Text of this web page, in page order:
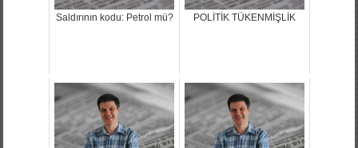
Saldırının kodu: Petrol mü? POLİTİK TÜKENMİŞLİK